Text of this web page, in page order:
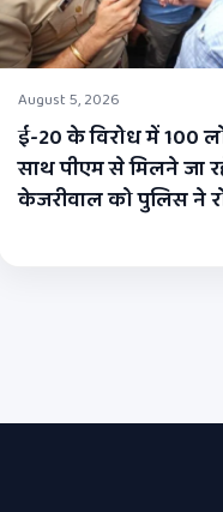
August 5, 2026
ई-20 के विरोध में 100
साथ पीएम से मिलने जा
केजरीवाल को पुलिस ने